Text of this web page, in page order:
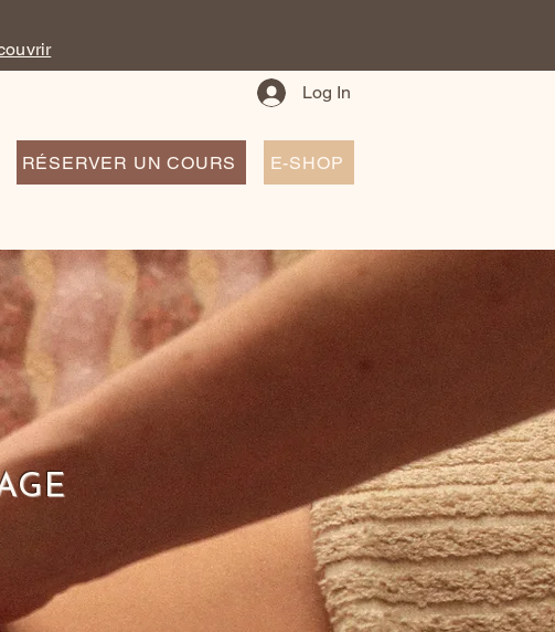
Log In
RÉSERVER UN COURS E-SHOP